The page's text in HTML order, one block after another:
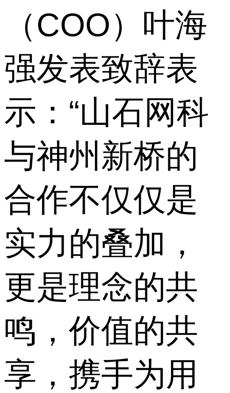
（COO）叶海
强发表致辞表
示：“山石网科
与神州新桥的
合作不仅仅是
实力的叠加，
更是理念的共
鸣，价值的共
享，携手为用